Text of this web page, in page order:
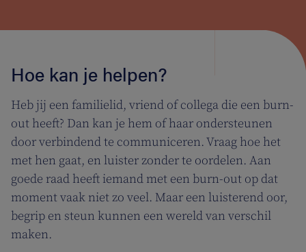
Hoe kan je helpen?
Heb jij een familielid, vriend of collega die een burn-
out heeft? Dan kan je hem of haar ondersteunen
door verbindend te communiceren. Vraag hoe het
met hen gaat, en luister zonder te oordelen. Aan
goede raad heeft iemand met een burn-out op dat
moment vaak niet zo veel. Maar een luisterend oor,
begrip en steun kunnen een wereld van verschil
maken.